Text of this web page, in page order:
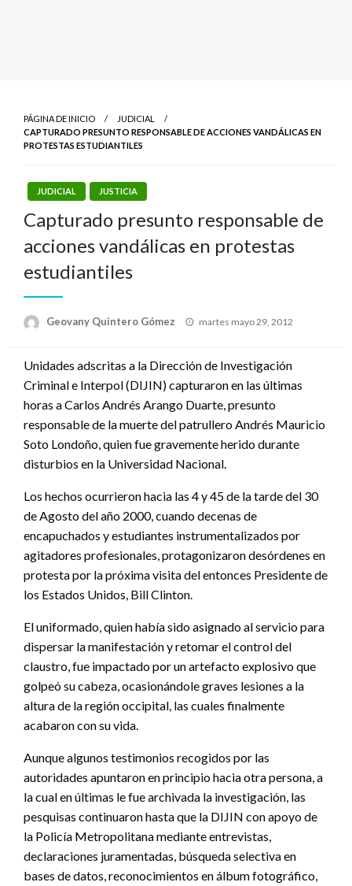
PÁGINA DE INICIO
JUDICIAL
CAPTURADO PRESUNTO RESPONSABLE DE ACCIONES VANDÁLICAS EN
PROTESTAS ESTUDIANTILES
JUDICIAL JUSTICIA
Capturado presunto responsable de
acciones vandálicas en protestas
estudiantiles
Geovany Quintero Gómez
Publicado
martes mayo 29, 2012
Unidades adscritas a la Dirección de Investigación
Criminal e Interpol (DIJIN) capturaron en las últimas
horas a Carlos Andrés Arango Duarte, presunto
responsable de la muerte del patrullero Andrés Mauricio
Soto Londoño, quien fue gravemente herido durante
disturbios en la Universidad Nacional.
Los hechos ocurrieron hacia las 4 y 45 de la tarde del 30
de Agosto del año 2000, cuando decenas de
encapuchados y estudiantes instrumentalizados por
agitadores profesionales, protagonizaron desórdenes en
protesta por la próxima visita del entonces Presidente de
los Estados Unidos, Bill Clinton.
El uniformado, quien había sido asignado al servicio para
dispersar la manifestación y retomar el control del
claustro, fue impactado por un artefacto explosivo que
golpeó su cabeza, ocasionándole graves lesiones a la
altura de la región occipital, las cuales finalmente
acabaron con su vida.
Aunque algunos testimonios recogidos por las
autoridades apuntaron en principio hacia otra persona, a
la cual en últimas le fue archivada la investigación, las
pesquisas continuaron hasta que la DIJIN con apoyo de
la Policía Metropolitana mediante entrevistas,
declaraciones juramentadas, búsqueda selectiva en
bases de datos, reconocimientos en álbum fotográfico,